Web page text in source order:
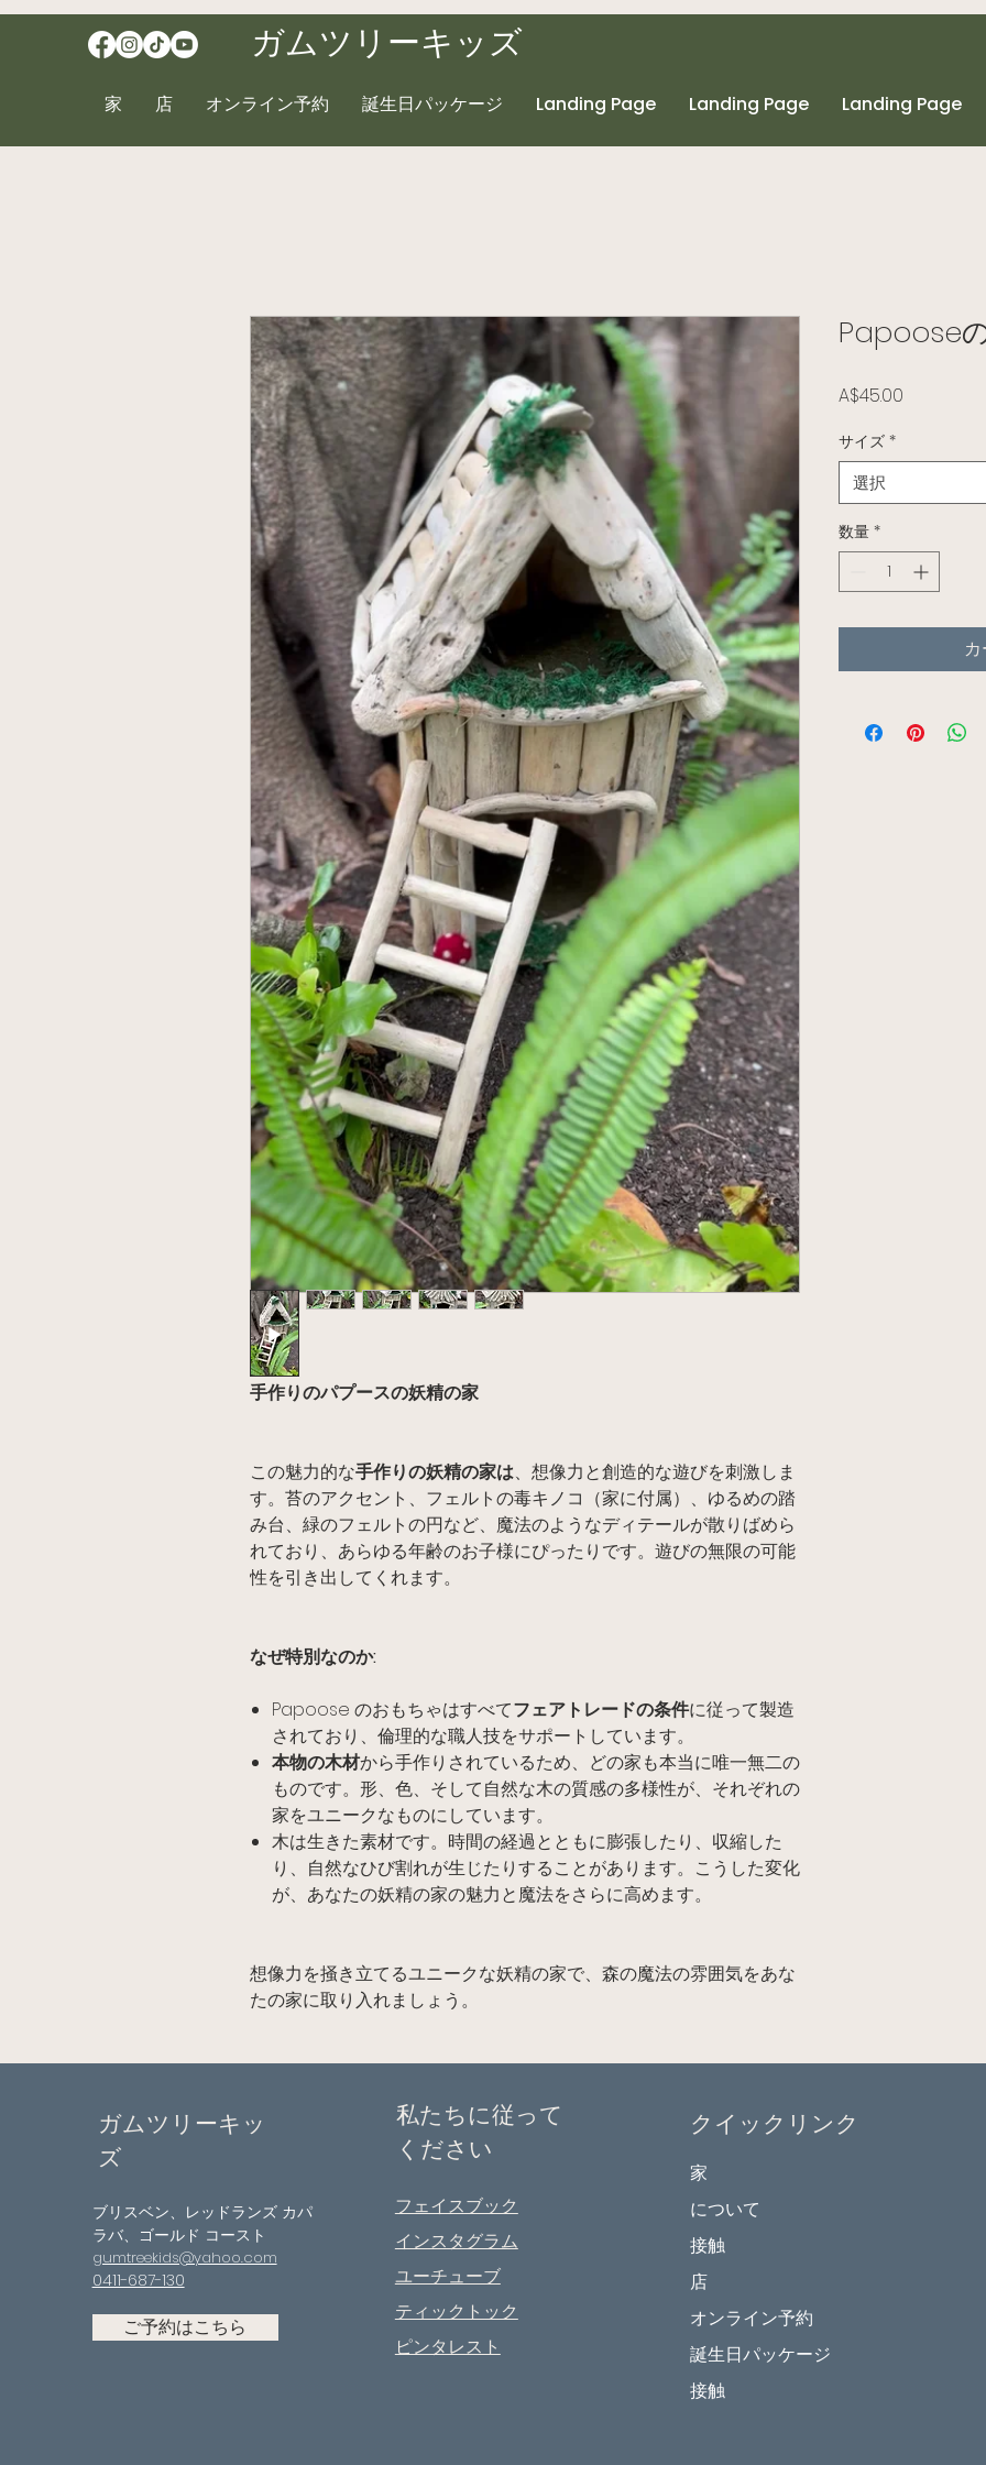
ガムツリーキッズ
家 店 オンライン予約 誕生日パッケージ Landing Page Landing Page Landing Page
手作りのパプースの妖精の家
この魅力的な手作りの妖精の家は、想像力と創造的な遊びを刺激しま
す。苔のアクセント、フェルトの毒キノコ（家に付属）、ゆるめの踏
み台、緑のフェルトの円など、魔法のようなディテールが散りばめら
れており、あらゆる年齢のお子様にぴったりです。遊びの無限の可能
性を引き出してくれます。
なぜ特別なのか:
Papoose のおもちゃはすべてフェアトレードの条件に従って製造
されており、倫理的な職人技をサポートしています。
本物の木材から手作りされているため、どの家も本当に唯一無二の
ものです。形、色、そして自然な木の質感の多様性が、それぞれの
家をユニークなものにしています。
木は生きた素材です。時間の経過とともに膨張したり、収縮した
り、自然なひび割れが生じたりすることがあります。こうした変化
が、あなたの妖精の家の魅力と魔法をさらに高めます。
想像力を掻き立てるユニークな妖精の家で、森の魔法の雰囲気をあな
たの家に取り入れましょう。
Papoose
A$45.00
サイズ *
選択
数量 *
ガムツリーキッ
ズ
ブリスベン、レッドランズ カパ
ラバ、ゴールド コースト
gumtreekids@yahoo.com
0411-687-130
ご予約はこちら
私たちに従って
ください
フェイスブック
インスタグラム
ユーチューブ
ティックトック
ピンタレスト
クイックリンク
家
について
接触
店
オンライン予約
誕生日パッケージ
接触